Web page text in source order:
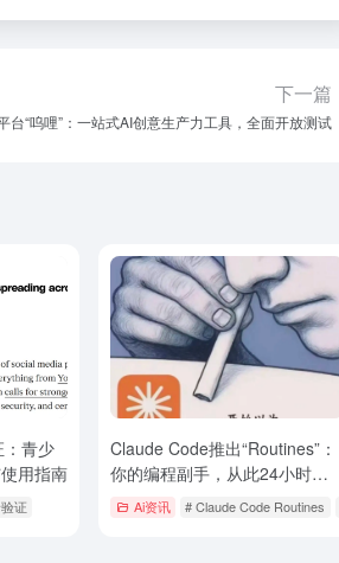
下一篇
台“呜哩”：一站式AI创意生产力工具，全面开放测试
青少
用指南
证
Claude Code推出“Routines”：
你的编程副手，从此24小时在
线 Ai资讯 # Claude Code Routines